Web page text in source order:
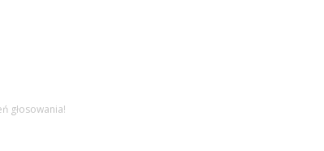
głosowania!